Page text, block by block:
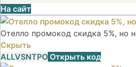
На сайт
Отелло промокод скидка 5%, но
Скрыть
ALLVSNTPO Открыть код